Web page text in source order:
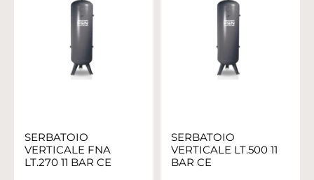
SERBATOIO
VERTICALE FNA
LT.270 11 BAR CE
SERBATOIO
VERTICALE LT.500 11
BAR CE